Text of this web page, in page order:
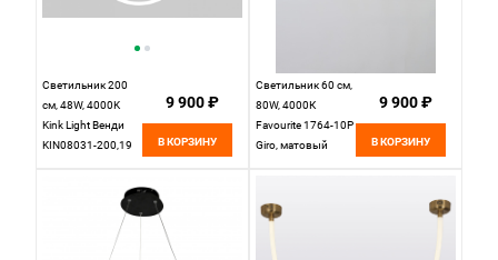
Светильник 200
см, 48W, 4000K
Kink Light Венди
KIN08031-200,19
9 900 ₽
В КОРЗИНУ
Светильник 60 см,
80W, 4000К
Favourite 1764-10P
Giro, матовый
9 900 ₽
В КОРЗИНУ